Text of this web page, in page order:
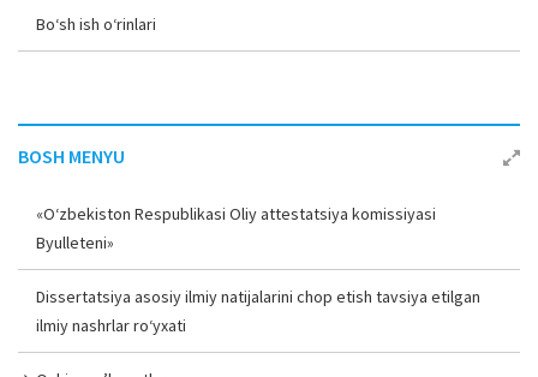
Bo‘sh ish o‘rinlari
BOSH MENYU
«O‘zbekiston Respublikasi Oliy attestatsiya komissiyasi
Byulleteni»
Dissertatsiya asosiy ilmiy natijalarini chop etish tavsiya etilgan
ilmiy nashrlar ro‘yxati